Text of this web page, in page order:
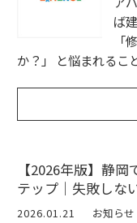
ば
「
か？」 と悩まれるこ
【2026年版】静
テップ｜失敗しな
2026.01.21 お知らせ